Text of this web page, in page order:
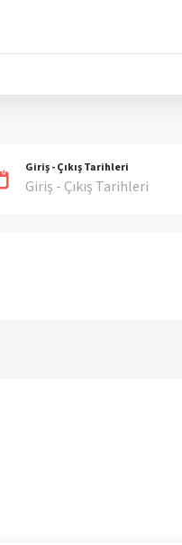
Giriş - Çıkış Tarihleri
Giriş - Çıkış Tarihleri